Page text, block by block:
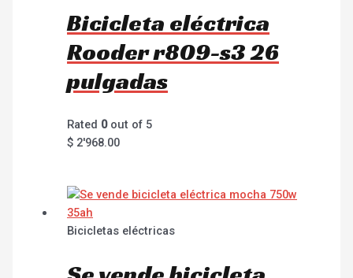
Bicicleta eléctrica
Rooder r809-s3 26
pulgadas
Rated 0out of 5
$ 2'968.00
Bicicletas eléctricas